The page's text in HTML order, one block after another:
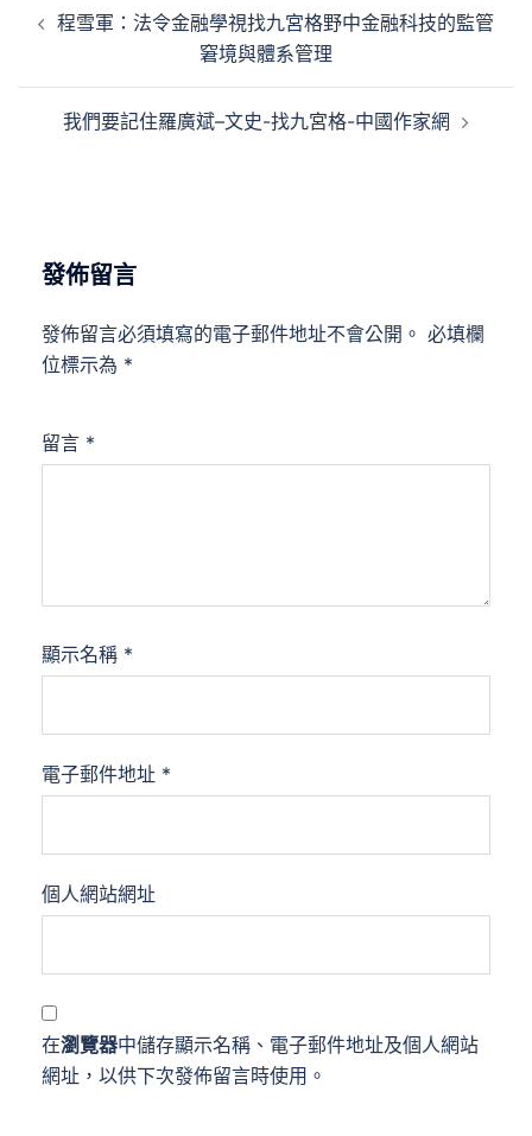
章 程雪軍：法令金融學視找九宮格野中金融科技的監管
窘境與體系管理
我們要記住羅廣斌–文史-找九宮格-中國作家網
發佈留言
發佈留言必須填寫的電子郵件地址不會公開。 必填欄
位標示為 *
留言 *
顯示名稱 *
電子郵件地址 *
個人網站網址
在瀏覽器中儲存顯示名稱、電子郵件地址及個人網站
網址，以供下次發佈留言時使用。